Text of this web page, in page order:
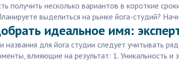
получить несколько вариантов в короткие
выделиться на рынке йога-студий?
идеальное имя:
названия для йога студии следует учитывать
влияющие на результат: 1. Уникальность